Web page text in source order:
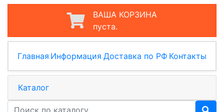
ВАША КОРЗИНА
пуста.
Главная Информация Доставка по РФ Контакты
Каталог